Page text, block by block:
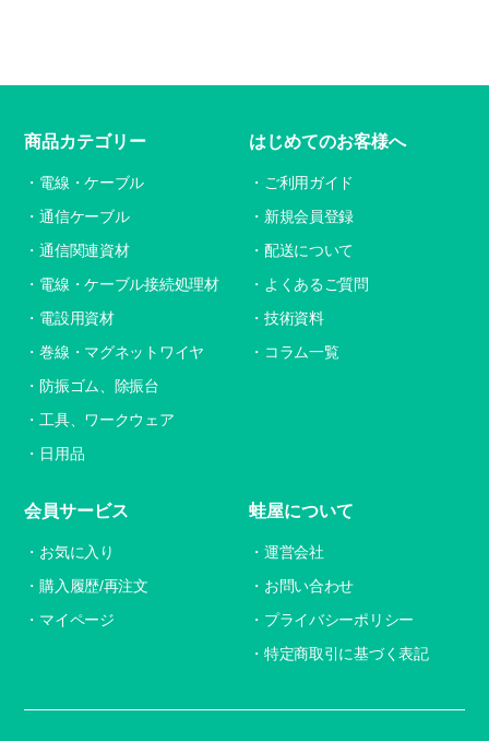
商品カテゴリー
電線・ケーブル
通信ケーブル
通信関連資材
電線・ケーブル接続処理材
電設用資材
巻線・マグネットワイヤ
防振ゴム、除振台
工具、ワークウェア
日用品
はじめてのお客様へ
ご利用ガイド
新規会員登録
配送について
よくあるご質問
技術資料
コラム一覧
会員サービス
お気に入り
購入履歴/再注文
マイページ
蛙屋について
運営会社
お問い合わせ
プライバシーポリシー
特定商取引に基づく表記